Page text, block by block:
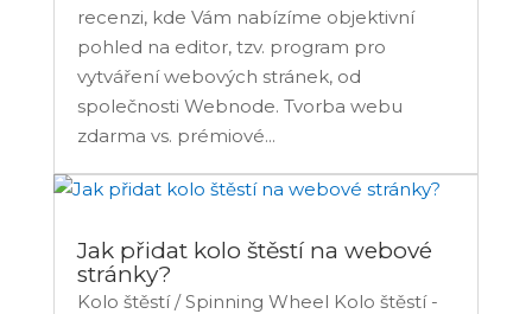
recenzi, kde Vám nabízíme objektivní
pohled na editor, tzv. program pro
vytváření webových stránek, od
společnosti Webnode. Tvorba webu
zdarma vs. prémiové...
Jak přidat kolo štěstí na webové
stránky?
Kolo štěstí / Spinning Wheel Kolo štěstí -